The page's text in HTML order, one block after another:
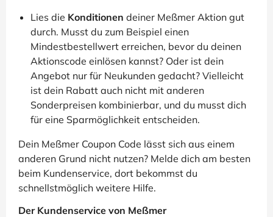
Lies die Konditionen deiner Meßmer Aktion gut
durch. Musst du zum Beispiel einen
Mindestbestellwert erreichen, bevor du deinen
Aktionscode einlösen kannst? Oder ist dein
Angebot nur für Neukunden gedacht? Vielleicht
ist dein Rabatt auch nicht mit anderen
Sonderpreisen kombinierbar, und du musst dich
für eine Sparmöglichkeit entscheiden.
Dein Meßmer Coupon Code lässt sich aus einem
anderen Grund nicht nutzen? Melde dich am besten
beim Kundenservice, dort bekommst du
schnellstmöglich weitere Hilfe.
Der Kundenservice von Meßmer